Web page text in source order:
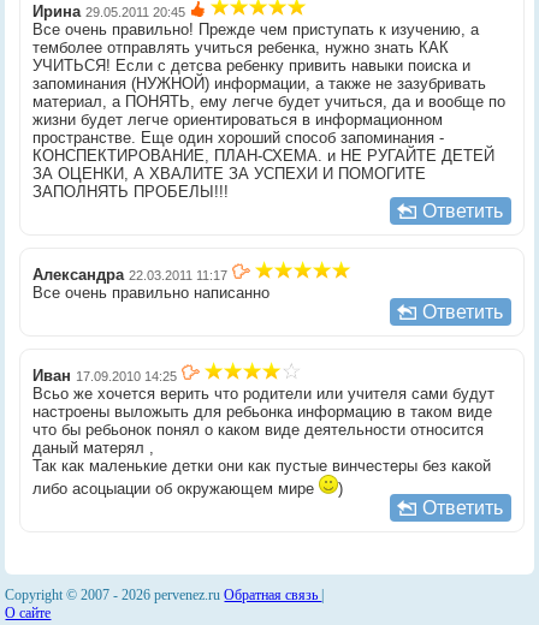
Ирина 29.05.2011 20:45
Все очень правильно! Прежде чем приступать к изучению, а
темболее отправлять учиться ребенка, нужно знать КАК
УЧИТЬСЯ! Если с детсва ребенку привить навыки поиска и
запоминания (НУЖНОЙ) информации, а также не зазубривать
материал, а ПОНЯТЬ, ему легче будет учиться, да и вообще по
жизни будет легче ориентироваться в информационном
пространстве. Еще один хороший способ запоминания -
КОНСПЕКТИРОВАНИЕ, ПЛАН-СХЕМА. и НЕ РУГАЙТЕ ДЕТЕЙ
ЗА ОЦЕНКИ, А ХВАЛИТЕ ЗА УСПЕХИ И ПОМОГИТЕ
ЗАПОЛНЯТЬ ПРОБЕЛЫ!!!
Ответить
Александра 22.03.2011 11:17
Все очень правильно написанно
Ответить
Иван 17.09.2010 14:25
Всьо же хочется верить что родители или учителя сами будут
настроены выложыть для ребьонка информацию в таком виде
что бы ребьонок понял о каком виде деятельности относится
даный матерял ,
Так как маленькие детки они как пустые винчестеры без какой
либо асоцыации об окружающем мире
)
Ответить
Copyright © 2007 -2026 pervenez.ruОбратная связь
О сайте